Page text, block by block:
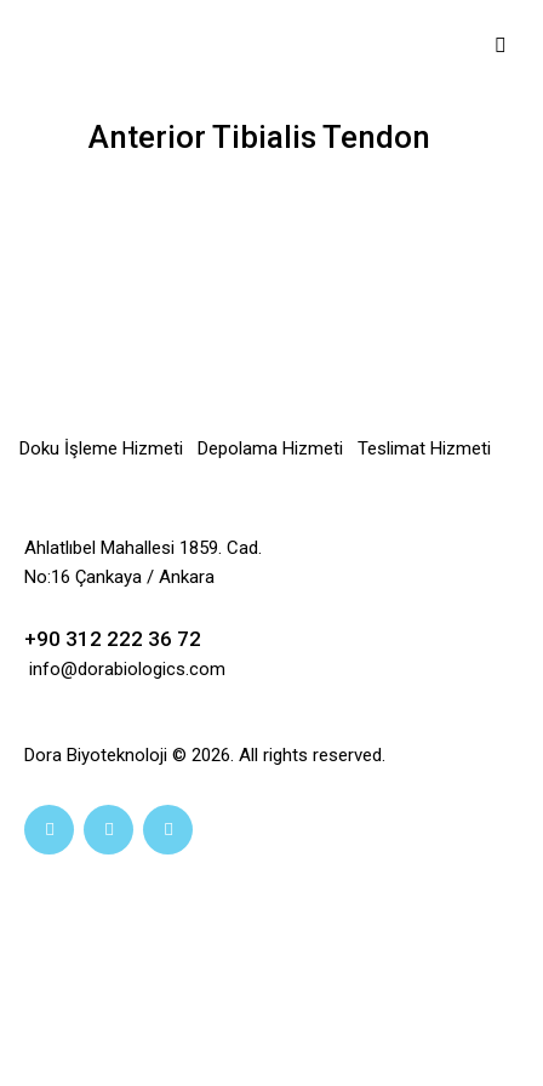
Anterior Tibialis Tendon
Doku İşleme Hizmeti Depolama Hizmeti Teslimat Hizmeti
Ahlatlıbel Mahallesi 1859. Cad.
No:16 Çankaya / Ankara
+90 312 222 36 72
info@dorabiologics.com
Dora Biyoteknoloji © 2026. All rights reserved.